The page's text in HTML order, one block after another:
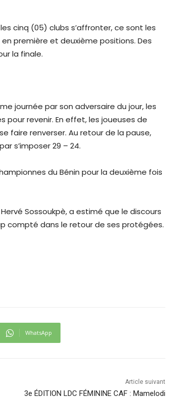
cinq (05) clubs s’affronter, ce sont les
première et deuxième positions. Des
la finale.
journée par son adversaire du jour, les
pour revenir. En effet, les joueuses de
faire renverser. Au retour de la pause,
s’imposer 29 – 24.
du Bénin pour la deuxième fois
Sossoukpè, a estimé que le discours
compté dans le retour de ses protégées.
WhatsApp
Article suivant
3e ÉDITION LDC FÉMININE CAF : Mamelodi